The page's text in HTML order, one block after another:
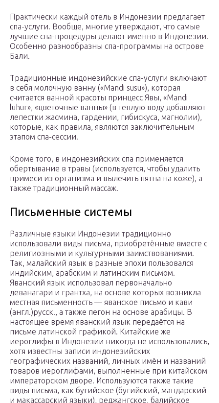
Практически каждый отель в Индонезии предлагает
спа-услуги. Вообще, многие утверждают, что самые
лучшие спа-процедуры делают именно в Индонезии.
Особенно разнообразны спа-программы на острове
Бали.
Традиционные индонезийские спа-услуги включают
в себя молочную ванну («Mandi susu»), которая
считается ванной красоты принцесс Явы, «Mandi
luhur», «цветочные ванны» (в теплую воду добавляют
лепестки жасмина, гардении, гибискуса, магнолии),
которые, как правила, являются заключительным
этапом спа-сессии.
Кроме того, в индонезийских спа применяется
обертывание в травы (используется, чтобы удалить
примеси из организма и вылечить пятна на коже), а
также традиционный массаж.
Письменные системы
Различные языки Индонезии традиционно
использовали виды письма, приобретённые вместе с
религиозными и культурными заимствованиями.
Так, малайский язык в разные эпохи пользовался
индийским, арабским и латинским письмом.
Яванский язык использовал первоначально
деванагари и грантха, на основе которых возникла
местная письменность — яванское письмо и кави
(англ.)русск., а также пегон на основе арабицы. В
настоящее время яванский язык передаётся на
письме латинской графикой. Китайские же
иероглифы в Индонезии никогда не использовались,
хотя известны записи индонезийских
географических названий, личных имён и названий
товаров иероглифами, выполненные при китайском
императорском дворе. Используются также такие
виды письма, как бугийское (бугийский, мандарский
и макассарский языки), реджангское, балийское